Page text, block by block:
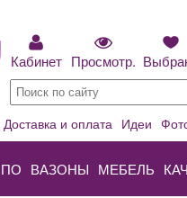
Кабинет Просмотр.
Доставка и оплата Идеи
ВАЗОНЫ МЕБЕЛЬ